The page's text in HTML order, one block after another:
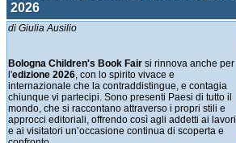
2026
di Giulia Ausilio
Bologna Children's Book Fair si rinnova anche per
l'edizione 2026, con lo spirito vivace e
internazionale che la contraddistingue, e contagia
chiunque vi partecipi. Sono presenti Paesi di tutto il
mondo, che si raccontano attraverso i propri stili e
approcci editoriali, offrendo così agli addetti ai lavori
e ai visitatori un’occasione continua di scoperta e